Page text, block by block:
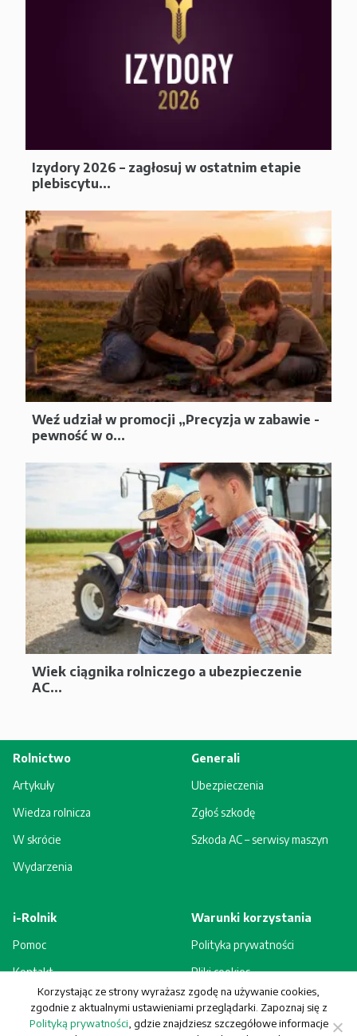
Izydory 2026 – zagłosuj w ostatnim etapie
plebiscytu...
Weź udział w promocji „Precyzja w zabawie -
pewność w o...
Wiek ciągnika rolniczego a ubezpieczenie
AC...
Rolnictwo
Artykuły
Wiedza rolnicza
W skrócie
Wydarzenia
Generali
Ubezpieczenia
Zgłoś szkodę
Szkoda AC – serwisy maszyn
i-Rolnik
Pomoc
Kontakt
Rejestracja - korzyści
Warunki korzystania
Polityka prywatności
Pliki cookies
Regulamin
Korzystając ze strony wyrażasz zgodę na używanie cookies,
zgodnie z aktualnymi ustawieniami przeglądarki. Zapoznaj się z
Polityką prywatności , gdzie znajdziesz szczegółowe informacje